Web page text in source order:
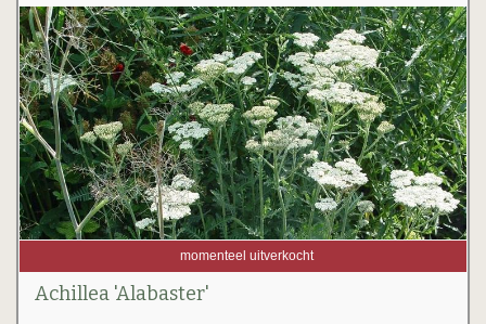
momenteel uitverkocht
Achillea 'Alabaster'